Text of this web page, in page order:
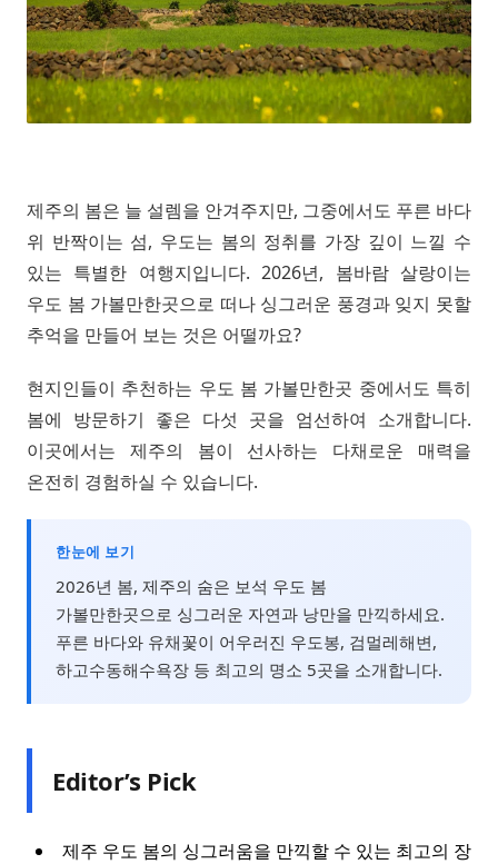
제주의 봄은 늘 설렘을 안겨주지만, 그중에서도 푸른 바다
위 반짝이는 섬, 우도는 봄의 정취를 가장 깊이 느낄 수
있는 특별한 여행지입니다. 2026년, 봄바람 살랑이는
우도 봄 가볼만한곳으로 떠나 싱그러운 풍경과 잊지 못할
추억을 만들어 보는 것은 어떨까요?
현지인들이 추천하는 우도 봄 가볼만한곳 중에서도 특히
봄에 방문하기 좋은 다섯 곳을 엄선하여 소개합니다.
이곳에서는 제주의 봄이 선사하는 다채로운 매력을
온전히 경험하실 수 있습니다.
한눈에 보기
2026년 봄, 제주의 숨은 보석 우도 봄
가볼만한곳으로 싱그러운 자연과 낭만을 만끽하세요.
푸른 바다와 유채꽃이 어우러진 우도봉, 검멀레해변,
하고수동해수욕장 등 최고의 명소 5곳을 소개합니다.
Editor’s Pick
제주 우도 봄의 싱그러움을 만끽할 수 있는 최고의 장